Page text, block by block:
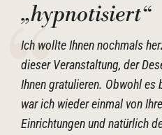
„hypnotisiert“
Ich wollte Ihnen nochmals
dieser Veranstaltung, der
Ihnen gratulieren. Obwohl es
war ich wieder einmal von
Einrichtungen und natürlich